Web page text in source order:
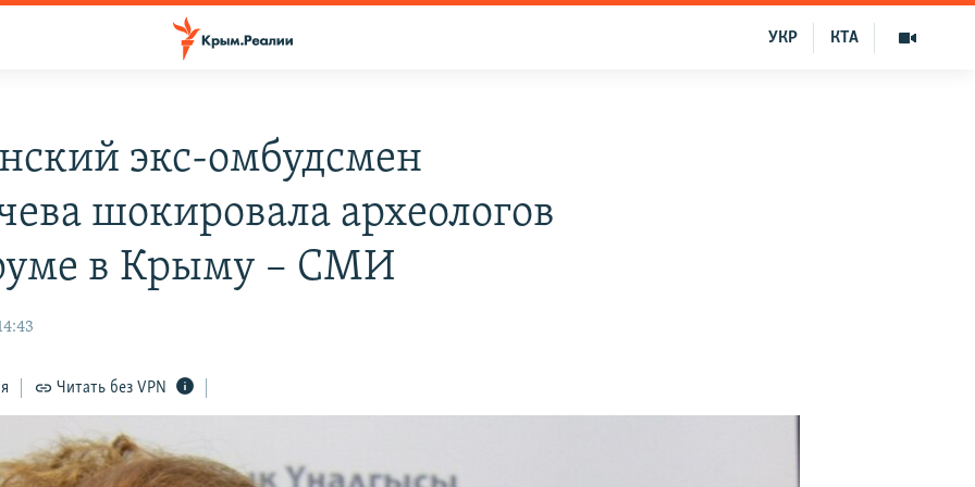
КТА
УКР
экс-омбудсмен
шокировала археологов
в Крыму – СМИ
Читать без VPN